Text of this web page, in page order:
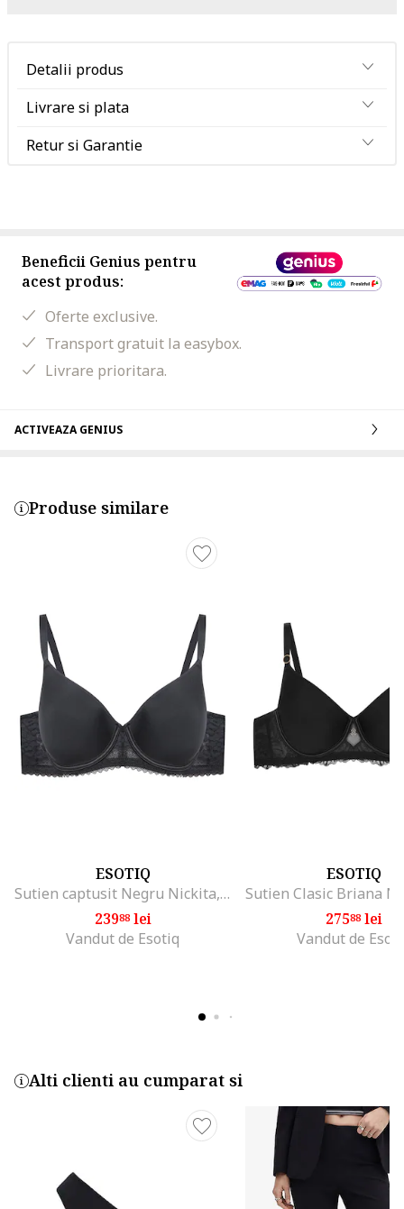
Detalii produs
Livrare si plata
Retur si Garantie
Beneficii Genius pentru
acest produs:
Oferte exclusive.
Transport gratuit la easybox.
Livrare prioritara.
ACTIVEAZA GENIUS
Produse similare
ESOTIQ
Sutien captusit Negru Nickita, Negru
23988lei
Vandut de Esotiq
ESOTIQ
27588lei
Vandut de
Alti clienti au cumparat si